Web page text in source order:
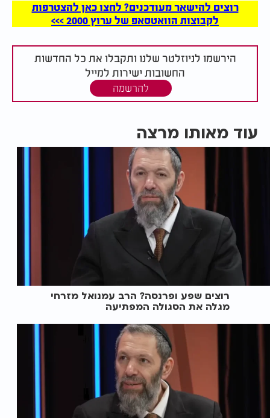
רוצים להישאר מעודכנים? לחצו כאן להצטרפות
לקבוצות הוואטסאפ של ערוץ 2000 >>>
הירשמו לניוזלטר שלנו ותקבלו את כל החדשות
החשובות ישירות למייל
להרשמה
עוד מאותו מרצה
רוצים שפע ופרנסה? הרב עמנואל מזרחי
מגלה את הסגולה המפתיעה